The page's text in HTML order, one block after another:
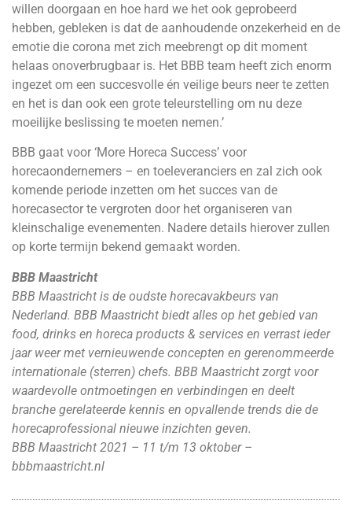
willen doorgaan en hoe hard we het ook geprobeerd
hebben, gebleken is dat de aanhoudende onzekerheid en de
emotie die corona met zich meebrengt op dit moment
helaas onoverbrugbaar is. Het BBB team heeft zich enorm
ingezet om een succesvolle én veilige beurs neer te zetten
en het is dan ook een grote teleurstelling om nu deze
moeilijke beslissing te moeten nemen.’
BBB gaat voor ‘More Horeca Success’ voor
horecaondernemers – en toeleveranciers en zal zich ook
komende periode inzetten om het succes van de
horecasector te vergroten door het organiseren van
kleinschalige evenementen. Nadere details hierover zullen
op korte termijn bekend gemaakt worden.
BBB Maastricht
BBB Maastricht is de oudste horecavakbeurs van
Nederland. BBB Maastricht biedt alles op het gebied van
food, drinks en horeca products & services en verrast ieder
jaar weer met vernieuwende concepten en gerenommeerde
internationale (sterren) chefs. BBB Maastricht zorgt voor
waardevolle ontmoetingen en verbindingen en deelt
branche gerelateerde kennis en opvallende trends die de
horecaprofessional nieuwe inzichten geven.
BBB Maastricht 2021 – 11 t/m 13 oktober –
bbbmaastricht.nl